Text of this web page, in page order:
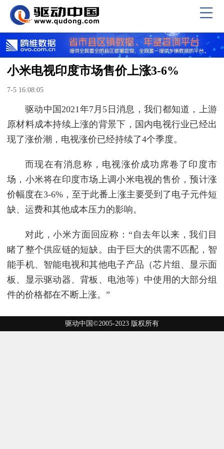
小米电视印度市场售价上涨3-6%
7-5 16:08:05
驱动中国2021年7月5日消息，我们都知道，上游
原材料成本持续上涨的背景下，国内电视行业已经出
现了涨价潮，电视涨价已经持续了4个季度。
而现在有消息称，电视涨价成功席卷了印度市
场，小米将在印度市场上调小米电视的售价，预计涨
价幅度在3-6%，至于此番上涨主要受到了电子元件短
缺、运费和其他成本压力的影响。
对此，小米方面回应称：“自去年以来，我们目
睹了整个供应链的短缺。由于巨大的供需不匹配，智
能手机、智能电视和其他电子产品（芯片组、显示面
板、显示驱动器、背板、电池等）中使用的大部分组
件的价格都在不断上涨。”
驱动中国©2005-2023 版权所有